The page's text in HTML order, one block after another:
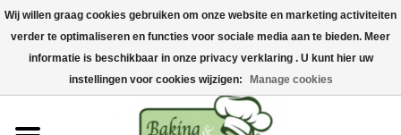
Home
Bak-& kookgerei
Machines & onderdelen
Wij willen graag cookies gebruiken om onze website en marketing activiteiten
verder te optimaliseren en functies voor sociale media aan te bieden. Meer
informatie is beschikbaar in onze privacy verklaring . U kunt hier uw
instellingen voor cookies wijzigen:
Manage cookies